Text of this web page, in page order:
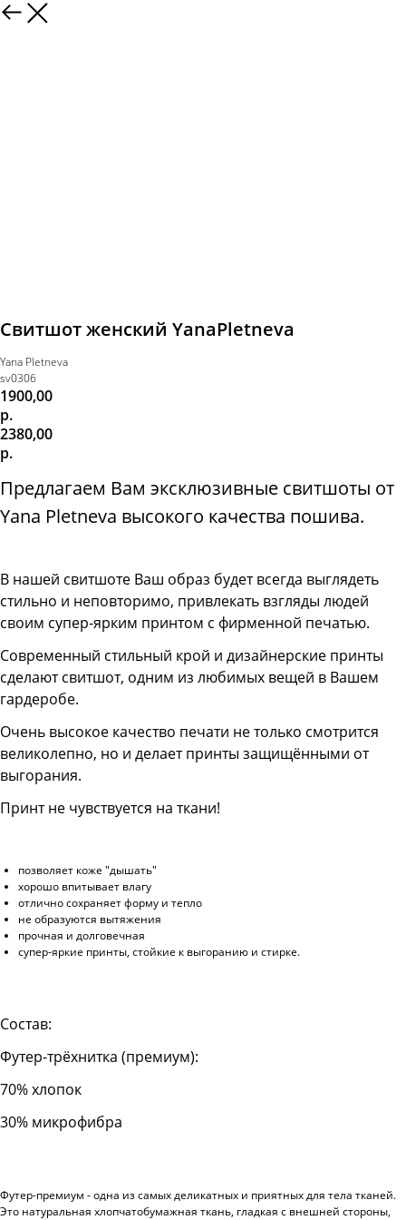
Свитшот женский YanaPletneva
Yana Pletneva
sv0306
1900,00
р.
2380,00
р.
Предлагаем Вам эксклюзивные свитшоты от
Yana Pletneva высокого качества пошива.
В нашей свитшоте Ваш образ будет всегда выглядеть
стильно и неповторимо, привлекать взгляды людей
своим супер-ярким принтом с фирменной печатью.
Современный стильный крой и дизайнерские принты
сделают свитшот, одним из любимых вещей в Вашем
гардеробе.
Очень высокое качество печати не только смотрится
великолепно, но и делает принты защищёнными от
выгорания.
Принт не чувствуется на ткани!
позволяет коже "дышать"
хорошо впитывает влагу
отлично сохраняет форму и тепло
не образуются вытяжения
прочная и долговечная
супер-яркие принты, стойкие к выгоранию и стирке.
Состав:
Футер-трёхнитка (премиум):
70% хлопок
30% микрофибра
Футер-премиум - одна из самых деликатных и приятных для тела тканей.
Это натуральная хлопчатобумажная ткань, гладкая с внешней стороны,